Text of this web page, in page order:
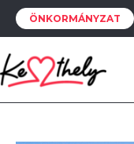
ÖNKORMÁNYZAT